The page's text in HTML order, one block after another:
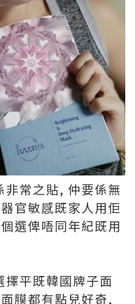
常之貼, 仲要係無
官敏感既家人用佢
選俾唔同年紀既用
平既韓國牌子面
膜都有點兒好奇,